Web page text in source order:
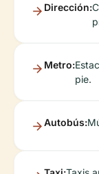
Dirección:
Metro:
pie.
Autobús: